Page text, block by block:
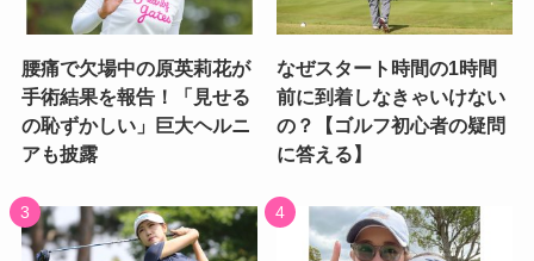
腰痛で欠場中の原英莉花が
手術結果を報告！「見せる
の恥ずかしい」巨大ヘルニ
アも披露
なぜスタート時間の1時間
前に到着しなきゃいけない
の？【ゴルフ初心者の疑問
に答える】